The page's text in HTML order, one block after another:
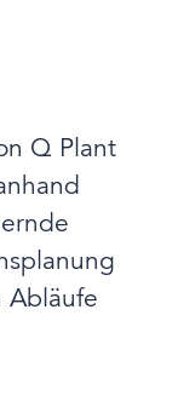
Q Plant
Abläufe